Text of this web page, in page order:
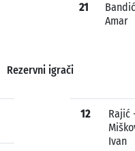
21
Bandić
Amar
Rezervni igrači
12
Rajić
Ivan